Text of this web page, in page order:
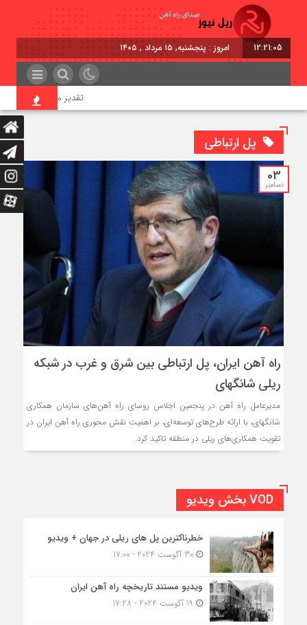
12:21:05 امروز : پنجشنبه, ۱۵ مرداد , ۱۴۰۵
تقدیر معاون اول
پل ارتباطی
03
دسامبر
راه آهن ایران، پل ارتباطی بین شرق و غرب در شبکه
ریلی شانگهای
مدیرعامل راه آهن در پنجمین اجلاس روسای راه آهن‌های سازمان همکاری
شانگهای، با ارائه طرح‌های توسعه‌ای، بر اهمیت نقش محوری راه آهن ایران در
تقویت همکاری‌های ریلی در منطقه تاکید کرد.
VOD بخش ویدیو
خطرناکترین پل های ریلی در جهان + ویدیو
30 آگوست 2024 - 17:00
ویدیو مستند تاریخچه راه آهن ایران